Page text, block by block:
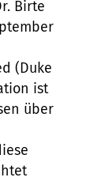
Birte
(Duke
ist
über